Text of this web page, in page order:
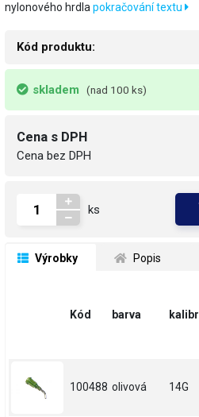
nylonového hrdlapokračování textu
Kód produktu:
skladem (nad 100 ks)
Cena s DPH
Cena bez DPH
ks
Výrobky Popis
Kód barva kalibr
100488 olivová 14G